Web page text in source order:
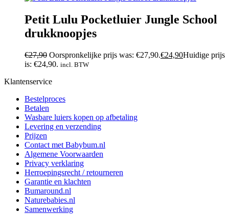
Petit Lulu Pocketluier Jungle School
drukknoopjes
€27,90 Oorspronkelijke prijs was: €27,90.€24,90Huidige prijs
is: €24,90. incl. BTW
Klantenservice
Bestelproces
Betalen
Wasbare luiers kopen op afbetaling
Levering en verzending
Prijzen
Contact met Babybum.nl
Algemene Voorwaarden
Privacy verklaring
Herroepingsrecht / retourneren
Garantie en klachten
Bumaround.nl
Naturebabies.nl
Samenwerking